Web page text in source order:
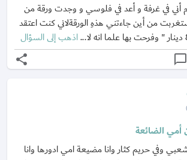
أني في غرفة و أعد في فلوسي و وجدت ورقة من
" و أستغربت من أين جاءتني هذهِ الورقةلاني كنت اعتقد
اذهب إلى السؤال
chat_bubble_outline
share
الضائعة
وفي حريم كثار وانا مضيعة امي ادورها وانا